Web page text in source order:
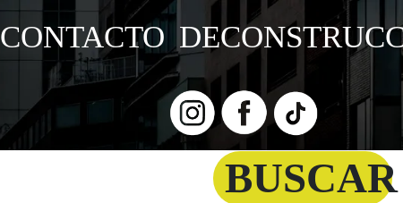
CONTACTO
BUSCAR